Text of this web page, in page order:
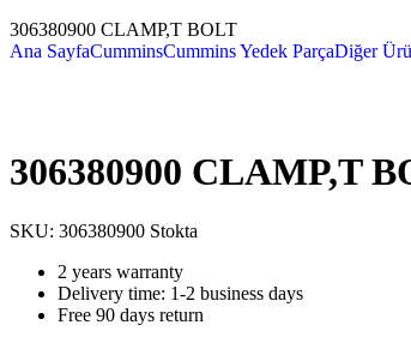
306380900 CLAMP,T BOLT
Ana SayfaCumminsCummins Yedek ParçaDiğer
306380900 CLAMP,T
SKU: 306380900 Stokta
2 years warranty
Delivery time: 1-2 business days
Free 90 days return